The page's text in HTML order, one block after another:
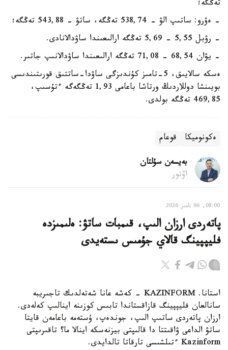
تەڭگە؛
- ەۋرو: ساتىپ الۋ - 538,74 تەڭگە، ساتۋ - 543,88 تەڭگە؛
- رۋبل 5,55 - 5,69 تەڭگە ارالىعىندا ساۋدالانادى.
- يۋان 68,54 - 71,08 تەڭگە ارالىعىندا ساۋدالانىپ جاتىر.
ەسكە سالايىق، 5-تامىز كۇندىزگى ساۋدا-ساتتىق قورىتىندىسى
بويىنشا دوللاردىڭ ورتاشا باعامى 1,93 تەڭگەگە ءتۇسىپ،
469,85 تەڭگە بولدى.
ەكونوميكا قوعام
بەيسەن سۇلتان
اۆتور
08:00, 06 تامىز 2026
پاتەردى ارزان الىپ، قىمبات ساتۋ: ەلىمىزدە
فليپپينگ قالاي جۇمىس ىستەيدى
استانا. KAZINFORM - كەشە عانا شەتەلدىك تاجىريبە
سانالعان فليپپينگ قازاقستاندا تابىس كوزىنە اينالىپ كەلەدى.
ارزان پاتەردى ساتىپ الىپ، جوندەپ، ۇستەمە باعامەن قايتا
ساتۋ الداعى ۋاقىتتا دا قالىپتى بيزنەسكە اينالا ما؟ تاقىرىپتى
Kazinform ءتىلشىسى تارقاتا تالدايدى.